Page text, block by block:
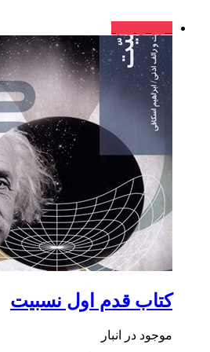
کتاب قدم اول نسبیت
موجود در انبار